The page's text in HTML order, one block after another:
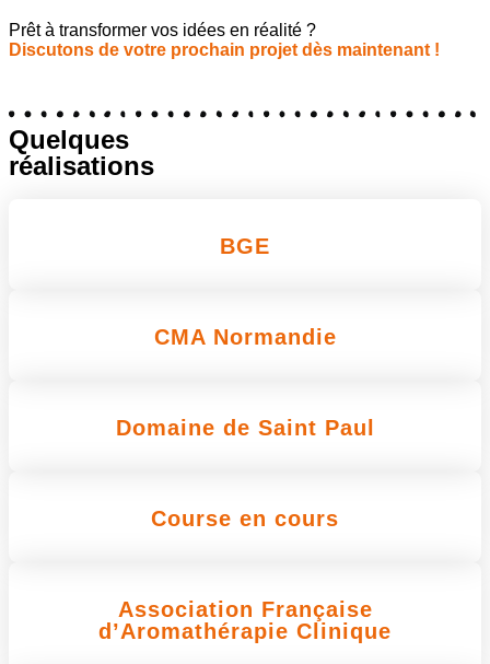
Prêt à transformer vos idées en réalité ?
Discutons de votre prochain projet dès maintenant !
Quelques
réalisations
BGE
CMA Normandie
Domaine de Saint Paul
Course en cours
Association Française
d’Aromathérapie Clinique